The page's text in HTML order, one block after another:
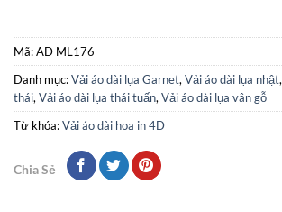
Mã:AD ML176
Danh mục:Vải áo dài lụa Garnet, Vải áo dài lụa nhật,
thái, Vải áo dài lụa thái tuấn, Vải áo dài lụa vân gỗ
Từ khóa:Vải áo dài hoa in 4D
Chia Sẻ